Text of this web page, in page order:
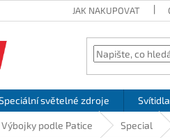
JAK NAKUPOVAT
světelné zdroje Svítidla
Výbojky podle Patice Special